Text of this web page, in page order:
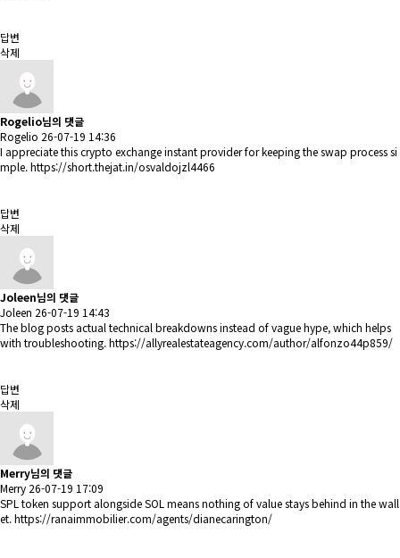
답변
삭제
Rogelio님의 댓글
Rogelio 26-07-19 14:36
I appreciate this crypto exchange instant provider for keeping the swap process si
mple.https://short.thejat.in/osvaldojzl4466
답변
삭제
Joleen님의 댓글
Joleen 26-07-19 14:43
The blog posts actual technical breakdowns instead of vague hype, which helps
with troubleshooting.https://allyrealestateagency.com/author/alfonzo44p859/
답변
삭제
Merry님의 댓글
Merry 26-07-19 17:09
SPL token support alongside SOL means nothing of value stays behind in the wall
et.https://ranaimmobilier.com/agents/dianecarington/